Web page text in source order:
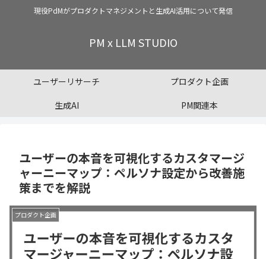
現役PdMがプロダクトマネジメントと生成AI活用について発信
PM x LLM STUDIO
ユーザーリサーチ
プロダクト企画
生成AI
PM関連本
ユーザーの本音を可視化するカスタマージ
ャーニーマップ：ペルソナ設定から改善施
策までを解説
プロダクト企画